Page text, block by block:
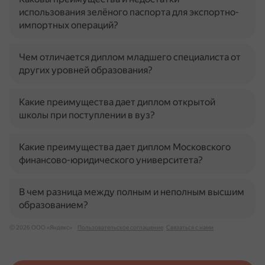
использования зелёного паспорта для экспортно-
импортных операций?
Чем отличается диплом младшего специалиста от
других уровней образования?
Какие преимущества дает диплом открытой
школы при поступлении в вуз?
Какие преимущества дает диплом Московского
финансово-юридического университета?
В чем разница между полным и неполным высшим
образованием?
© 2026 ООО «Яндекс» Пользовательское соглашение Связаться с нами